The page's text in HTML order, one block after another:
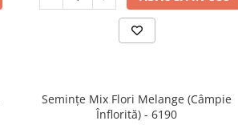
Semințe Mix Flori Melange (Câmpie
Înflorită) - 6190